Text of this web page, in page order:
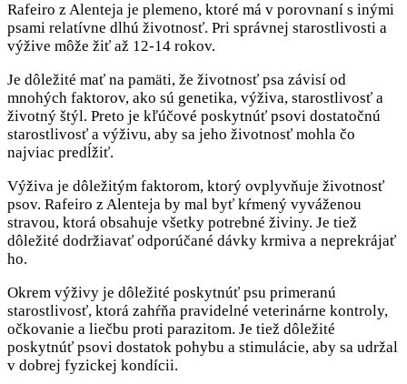
Rafeiro z Alenteja je plemeno, ktoré má v porovnaní s inými
psami relatívne dlhú životnosť. Pri správnej starostlivosti a
výžive môže žiť až 12-14 rokov.
Je dôležité mať na pamäti, že životnosť psa závisí od
mnohých faktorov, ako sú genetika, výživa, starostlivosť a
životný štýl. Preto je kľúčové poskytnúť psovi dostatočnú
starostlivosť a výživu, aby sa jeho životnosť mohla čo
najviac predĺžiť.
Výživa je dôležitým faktorom, ktorý ovplyvňuje životnosť
psov. Rafeiro z Alenteja by mal byť kŕmený vyváženou
stravou, ktorá obsahuje všetky potrebné živiny. Je tiež
dôležité dodržiavať odporúčané dávky krmiva a neprekrájať
ho.
Okrem výživy je dôležité poskytnúť psu primeranú
starostlivosť, ktorá zahŕňa pravidelné veterinárne kontroly,
očkovanie a liečbu proti parazitom. Je tiež dôležité
poskytnúť psovi dostatok pohybu a stimulácie, aby sa udržal
v dobrej fyzickej kondícii.